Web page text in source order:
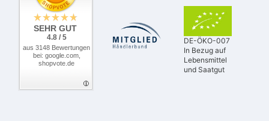
SEHR GUT
4.8 / 5
aus 3148 Bewertungen
bei: google.com,
shopvote.de
DE-ÖKO-007
In Bezug auf
Lebensmittel
und Saatgut